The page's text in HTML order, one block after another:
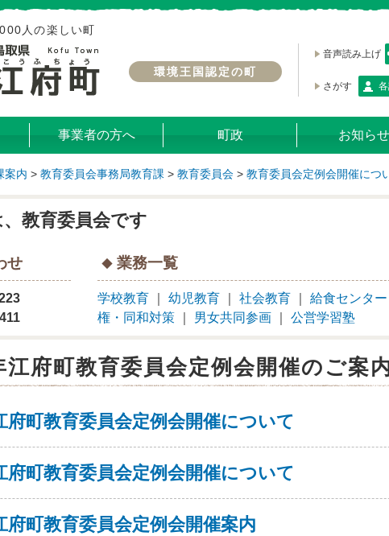
人の楽しい町
環境王国認定の町
音声読み上げ
さがす
事業者の方へ 町政 お知らせ
案内 > 教育委員会事務局教育課 > 教育委員会 > 教育委員会定例会開催につ
教育委員会です
せ 業務一覧
学校教育 幼児教育 社会教育 給食センター
権・同和対策
男女共同参画 公営学習塾
江府町教育委員会定例会開催のご案
府町教育委員会定例会開催について
府町教育委員会定例会開催について
府町教育委員会定例会開催案内